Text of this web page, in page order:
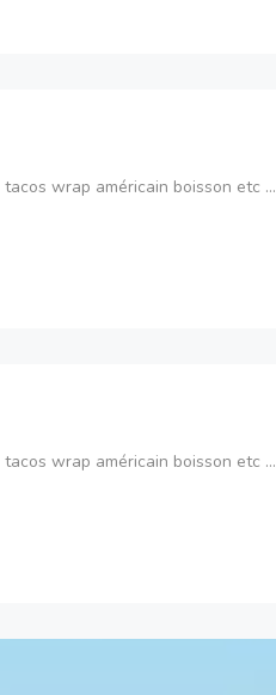
wrap américain boisson etc ...
wrap américain boisson etc ...